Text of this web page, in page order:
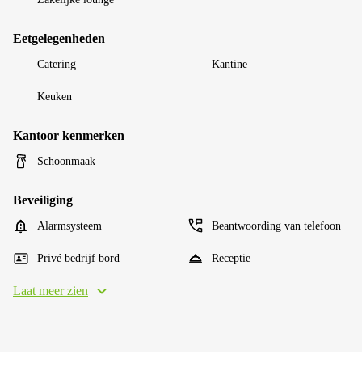
Eetgelegenheden
Catering Kantine
Keuken
Kantoor kenmerken
Schoonmaak
Beveiliging
Alarmsysteem Beantwoording van telefoon
Privé bedrijf bord Receptie
Laat meer zien